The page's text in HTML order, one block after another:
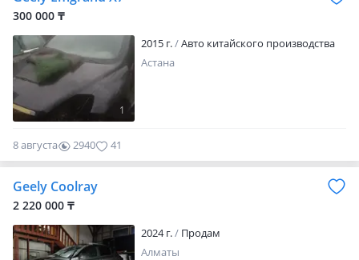
Передние сиденья…
300 000 ₸
1
2015 г.
Авто китайского производства
Астана
8 августа 2940 41
Geely Coolray
2 220 000 ₸
2024 г.
Продам
Алматы